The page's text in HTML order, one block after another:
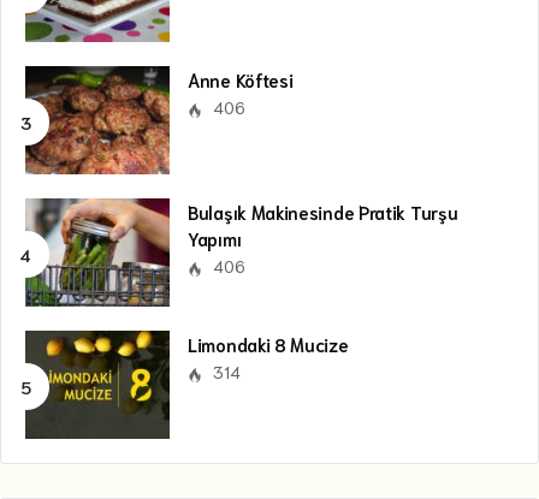
Anne Köftesi
406
Bulaşık Makinesinde Pratik Turşu
Yapımı
406
Limondaki 8 Mucize
314